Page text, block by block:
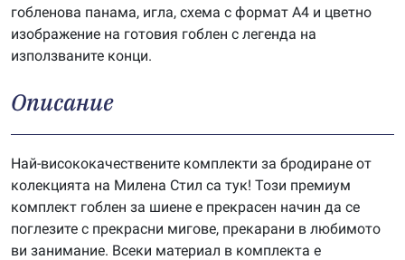
гобленова панама, игла, схема с формат А4 и цветно
изображение на готовия гоблен с легенда на
използваните конци.
Описание
Най-висококачествените комплекти за бродиране от
колекцията на Милена Стил са тук! Този премиум
комплект гоблен за шиене е прекрасен начин да се
поглезите с прекрасни мигове, прекарани в любимото
ви занимание. Всеки материал в комплекта е